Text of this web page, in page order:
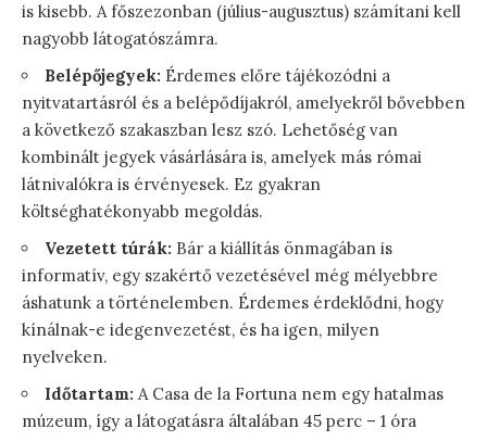
is kisebb. A főszezonban (július-augusztus) számítani kell
nagyobb látogatószámra.
Belépőjegyek: Érdemes előre tájékozódni a
nyitvatartásról és a belépődíjakról, amelyekről bővebben
a következő szakaszban lesz szó. Lehetőség van
kombinált jegyek vásárlására is, amelyek más római
látnivalókra is érvényesek. Ez gyakran
költséghatékonyabb megoldás.
Vezetett túrák: Bár a kiállítás önmagában is
informatív, egy szakértő vezetésével még mélyebbre
áshatunk a történelemben. Érdemes érdeklődni, hogy
kínálnak-e idegenvezetést, és ha igen, milyen
nyelveken.
Időtartam: A Casa de la Fortuna nem egy hatalmas
múzeum, így a látogatásra általában 45 perc – 1 óra